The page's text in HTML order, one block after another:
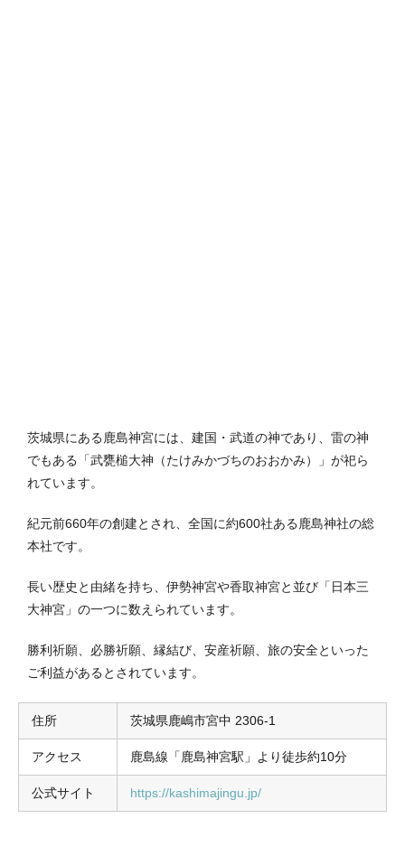
茨城県にある鹿島神宮には、建国・武道の神であり、雷の神
でもある「武甕槌大神（たけみかづちのおおかみ）」が祀ら
れています。
紀元前660年の創建とされ、全国に約600社ある鹿島神社の総
本社です。
長い歴史と由緒を持ち、伊勢神宮や香取神宮と並び「日本三
大神宮」の一つに数えられています。
勝利祈願、必勝祈願、縁結び、安産祈願、旅の安全といった
ご利益があるとされています。
住所 茨城県鹿嶋市宮中 2306-1
アクセス 鹿島線「鹿島神宮駅」より徒歩約10分
公式サイト https://kashimajingu.jp/